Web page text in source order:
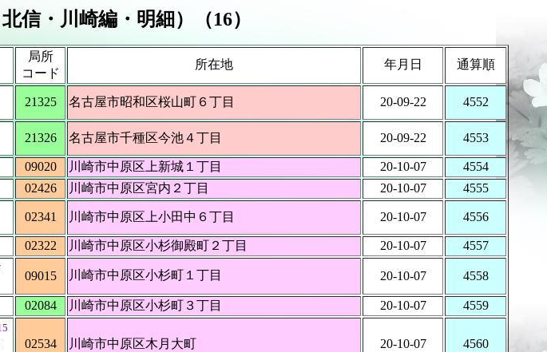
信・川崎編・明細）（16）
局所
コード
所在地 年月日 通算順
21325 名古屋市昭和区桜山町６丁目 20-09-22 4552
21326 名古屋市千種区今池４丁目 20-09-22 4553
09020 川崎市中原区上新城１丁目 20-10-07
4554
02426 川崎市中原区宮内２丁目 20-10-07 4555
02341 川崎市中原区上小田中６丁目 20-10-07 4556
02322 川崎市中原区小杉御殿町２丁目 20-10-07 4557
09015 川崎市中原区小杉町１丁目 20-10-07 4558
02084 川崎市中原区小杉町３丁目 20-10-07 4559
02534 川崎市中原区木月大町 20-10-07 4560